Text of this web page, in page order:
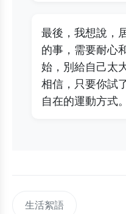
最後，我想說，
的事，需要耐心
始，別給自己太
相信，只要你試
自在的運動方式。
生活絮語